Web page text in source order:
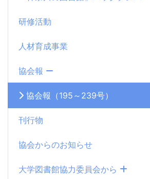
研修活動
人材育成事業
協会報
協会報（195～239号）
刊行物
協会からのお知らせ
大学図書館協力委員会から